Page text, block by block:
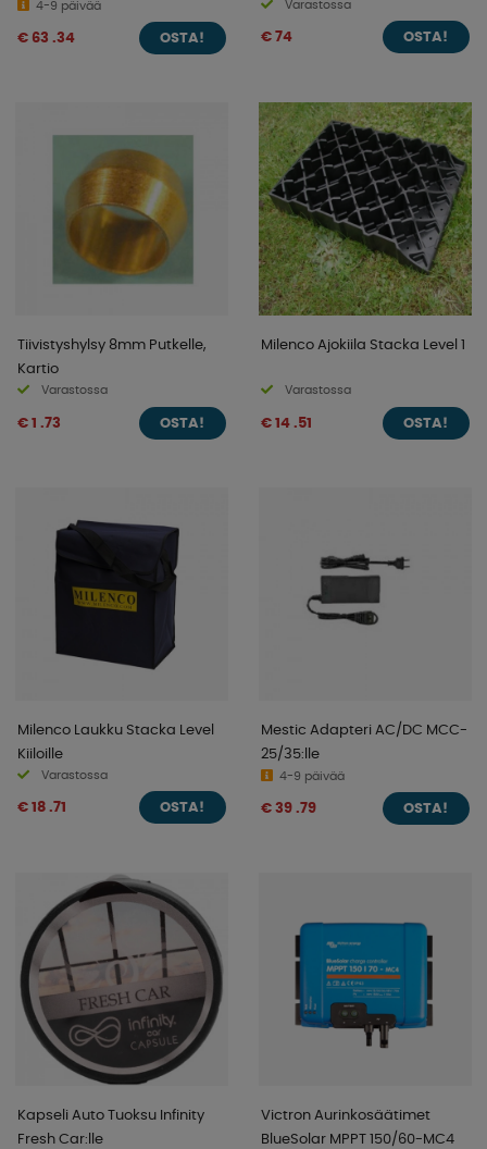
4-9 päivää
€ 63 .34 OSTA!
Varastossa
€ 74 OSTA!
Tiivistyshylsy 8mm Putkelle,
Kartio
Varastossa
€ 1 .73 OSTA!
Milenco Ajokiila Stacka Level 1
Varastossa
€ 14 .51 OSTA!
Milenco Laukku Stacka Level
Kiiloille
Varastossa
€ 18 .71 OSTA!
Mestic Adapteri AC/DC MCC-
25/35:lle
4-9 päivää
€ 39 .79 OSTA!
Kapseli Auto Tuoksu Infinity
Fresh Car:lle
Victron Aurinkosäätimet
BlueSolar MPPT 150/60-MC4